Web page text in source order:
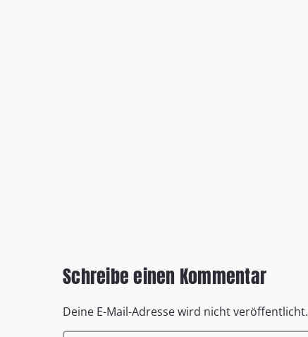
Schreibe einen Kommentar
Deine E-Mail-Adresse wird nicht veröffentlicht.